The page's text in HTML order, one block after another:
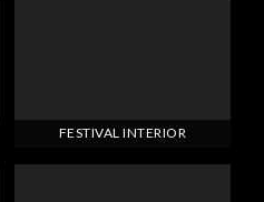
FESTIVAL INTERIOR